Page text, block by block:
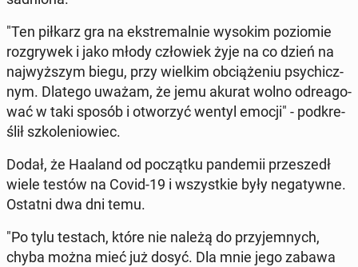
"Ten piłkarz gra na eks­tre­mal­nie wysokim po­zio­mie
roz­gry­wek i jako młody czło­wiek żyje na co dzień na
naj­wyż­szym biegu, przy wielkim ob­cią­że­niu psy­chicz­
nym. Dlatego uważam, że jemu akurat wolno od­re­ago­
wać w taki sposób i otwo­rzyć wentyl emocji" - pod­kre­
ślił szko­le­nio­wiec.
Dodał, że Haaland od po­cząt­ku pan­de­mii prze­szedł
wiele testów na Covid-19 i wszyst­kie były ne­ga­tyw­ne.
Ostatni dwa dni temu.
"Po tylu testach, które nie należą do przy­jem­nych,
chyba można mieć już dosyć. Dla mnie jego zabawa